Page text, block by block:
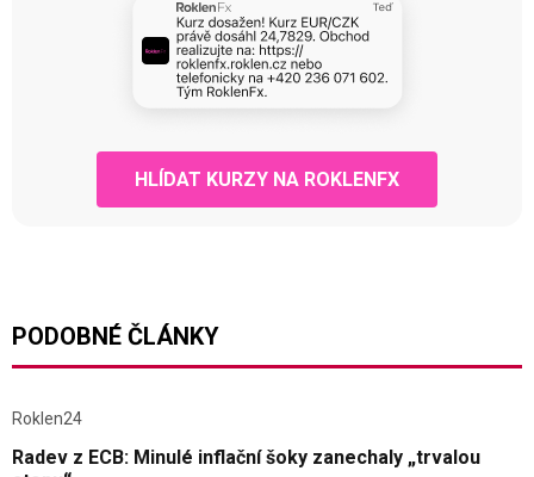
HLÍDAT KURZY NA ROKLENFX
PODOBNÉ ČLÁNKY
Roklen24
Radev z ECB: Minulé inflační šoky zanechaly „trvalou